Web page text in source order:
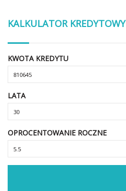
KALKULATOR KREDYTOWY
KWOTA KREDYTU
LATA
OPROCENTOWANIE ROCZNE